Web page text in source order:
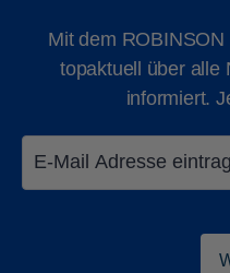
Events bei
Mit dem
topaktuell über alle
informiert.